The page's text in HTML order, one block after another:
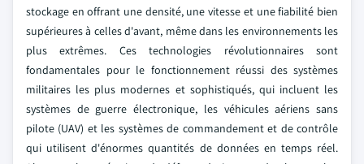
stockage en offrant une densité, une vitesse et une fiabilité bien
supérieures à celles d'avant, même dans les environnements les
plus extrêmes. Ces technologies révolutionnaires sont
fondamentales pour le fonctionnement réussi des systèmes
militaires les plus modernes et sophistiqués, qui incluent les
systèmes de guerre électronique, les véhicules aériens sans
pilote (UAV) et les systèmes de commandement et de contrôle
qui utilisent d'énormes quantités de données en temps réel.